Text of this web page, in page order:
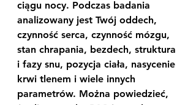
ciągu nocy. Podczas badania
analizowany jest Twój oddech,
czynność serca, czynność mózgu,
stan chrapania, bezdech, struktura
i fazy snu, pozycja ciała, nasycenie
krwi tlenem i wiele innych
parametrów. Można powiedzieć,